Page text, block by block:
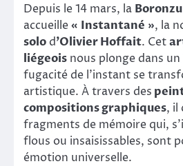
Depuis le 14 mars, la
accueille« Instantané », la
solo d’Olivier Hoffait. Cet
liégeois nous plonge dans
fugacité de l’instant se
artistique. À travers des
compositions graphiques, il
fragments de mémoire qui,
flous ou insaisissables, sont
émotion universelle.